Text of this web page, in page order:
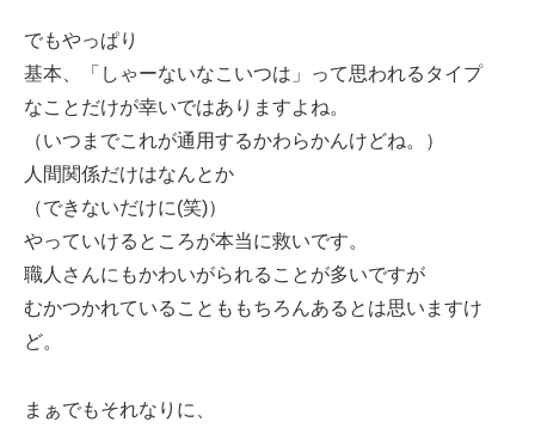
でもやっぱり
基本、「しゃーないなこいつは」って思われるタイプ
なことだけが幸いではありますよね。
（いつまでこれが通用するかわらかんけどね。）
人間関係だけはなんとか
（できないだけに(笑)）
やっていけるところが本当に救いです。
職人さんにもかわいがられることが多いですが
むかつかれていることももちろんあるとは思いますけ
ど。
まぁでもそれなりに、